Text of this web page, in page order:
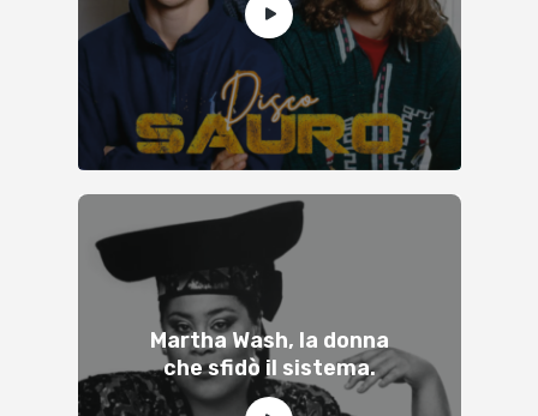
Martha Wash, la donna
che sfidò il sistema.